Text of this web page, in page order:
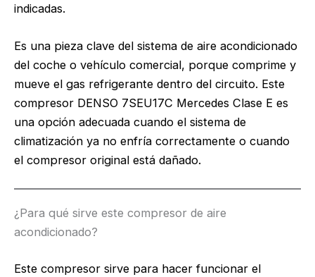
indicadas.
Es una pieza clave del sistema de aire acondicionado
del coche o vehículo comercial, porque comprime y
mueve el gas refrigerante dentro del circuito. Este
compresor DENSO 7SEU17C Mercedes Clase E es
una opción adecuada cuando el sistema de
climatización ya no enfría correctamente o cuando
el compresor original está dañado.
¿Para qué sirve este compresor de aire
acondicionado?
Este compresor sirve para hacer funcionar el